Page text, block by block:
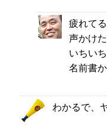
疲れて
声かけ
いちい
名前書
わかるで、